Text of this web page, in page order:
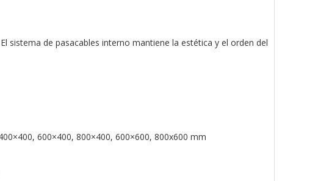
sistema de pasacables interno mantiene la estética y el orden del
600×400, 800×400, 600×600, 800x600 mm